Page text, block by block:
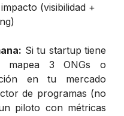
(visibilidad +
Si tu startup tiene
mapea 3 ONGs o
en tu mercado
de programas (no
piloto con métricas